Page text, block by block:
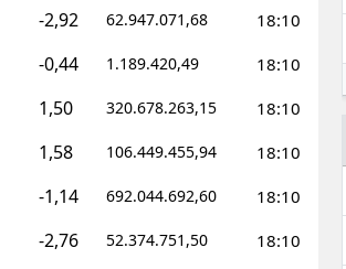
-2,92 62.947.071,68 18:10
-0,44 1.189.420,49 18:10
1,50 320.678.263,15 18:10
1,58 106.449.455,94 18:10
-1,14 692.044.692,60 18:10
-2,76 52.374.751,50 18:10